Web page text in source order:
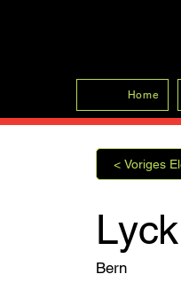
Home
< Voriges
Bern